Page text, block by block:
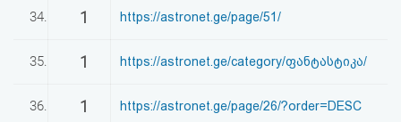
34. 1 https://astronet.ge/page/51/
35. 1 https://astronet.ge/category/ფანტასტიკა/
36. 1 https://astronet.ge/page/26/?order=DESC